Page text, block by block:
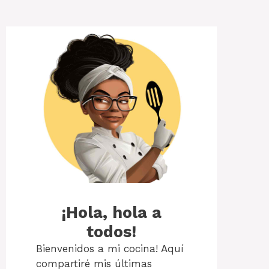
¡Hola, hola a
todos!
Bienvenidos a mi cocina! Aquí
compartiré mis últimas